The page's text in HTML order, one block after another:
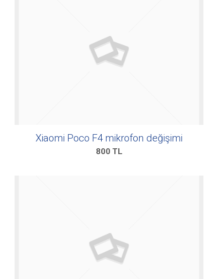
Xiaomi Poco F4 mikrofon değişimi
800 TL